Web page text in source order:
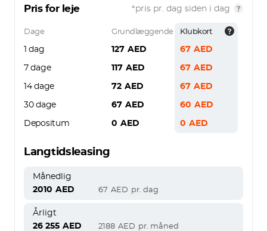
Pris for leje *pris pr. dag siden i dag
Dage Grundlæggende Klubkort
1 dag 127 AED 67 AED
7 dage 117 AED 67 AED
14 dage 72 AED 67 AED
30 dage 67 AED 60 AED
Depositum 0 AED 0 AED
Langtidsleasing
Månedlig
2010 AED 67 AED pr. dag
Årligt
26 255 AED 2188 AED pr. måned